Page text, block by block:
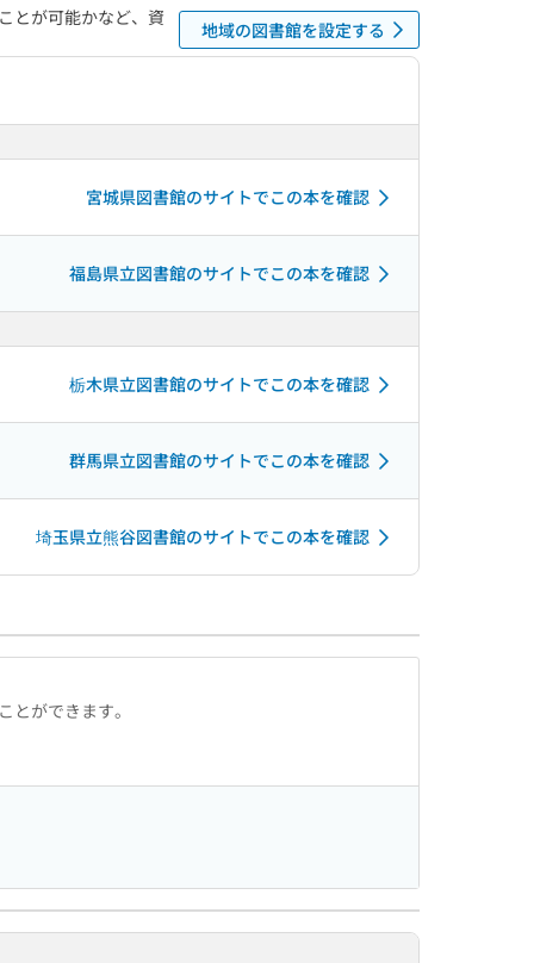
とが可能かなど、資
地域の図書館を設定する
宮城県図書館のサイトでこの本を確認
福島県立図書館のサイトでこの本を確認
栃木県立図書館のサイトでこの本を確認
群馬県立図書館のサイトでこの本を確認
埼玉県立熊谷図書館のサイトでこの本を確認
ができます。